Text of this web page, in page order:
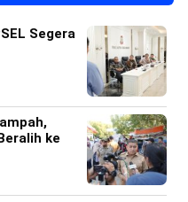
Segera
ke